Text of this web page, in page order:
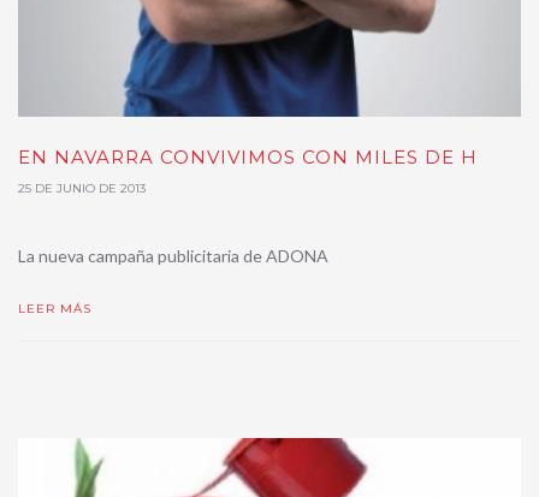
EN NAVARRA CONVIVIMOS CON MILES DE H
25 DE JUNIO DE 2013
La nueva campaña publicitaria de ADONA
LEER MÁS